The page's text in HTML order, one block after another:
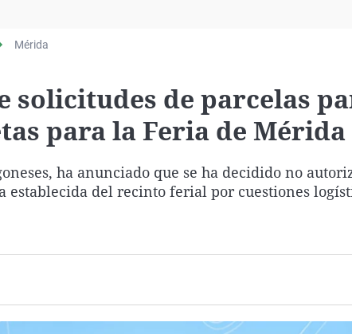
ViudaNavarra
Mérida
solicitudes de parcelas
para la Feria de Mérida
ha anunciado que se ha decidido no
establecida del recinto ferial por cuestiones